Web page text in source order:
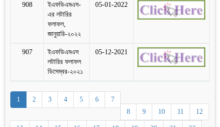
908
ইএফডিএমএস-
এর লটারির
ফলাফল,
জানুয়ারি-২০২২
05-01-2022
907
ইএফডিএমএস
লটারির ফলাফল
ডিসেম্বর-২০২১
05-12-2021
1 2 3 4 5 6
7
8
9 10 11 12